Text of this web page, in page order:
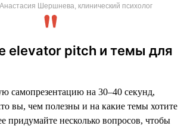
Анастасия Шершнева, клинический психолог
elevator pitch и темы для
самопрезентацию на 30–40 секунд,
вы, чем полезны и на какие темы хотите
придумайте несколько вопросов, чтобы